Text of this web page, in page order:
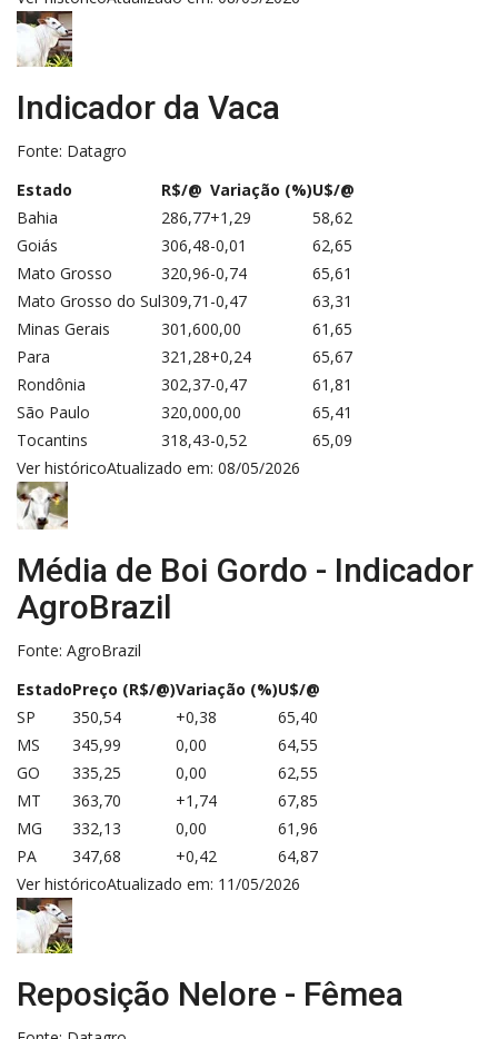
Indicador da Vaca
Fonte: Datagro
Estado
R$/@ Variação (%)U$/@
Bahia
286,77+1,29
58,62
Goiás
306,48-0,01
62,65
Mato Grosso
320,96-0,74
65,61
Mato Grosso do Sul309,71 -0,47
63,31
Minas Gerais
301,600,00
61,65
Para
321,28+0,24
65,67
Rondônia
302,37-0,47
61,81
São Paulo
320,000,00
65,41
Tocantins
318,43-0,52
65,09
Ver históricoAtualizado em: 08/05/2026
Média de Boi Gordo - Indicador
AgroBrazil
Fonte: AgroBrazil
EstadoPreço (R$/@)Variação (%)U$/@
SP
350,54 +0,38
65,40
MS
345,99 0,00
64,55
GO
335,25 0,00
62,55
MT
363,70 +1,74
67,85
MG
332,13 0,00
61,96
PA
347,68 +0,42
64,87
Ver históricoAtualizado em: 11/05/2026
Reposição Nelore - Fêmea